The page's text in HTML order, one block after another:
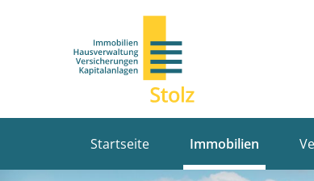
Startseite Immobilien